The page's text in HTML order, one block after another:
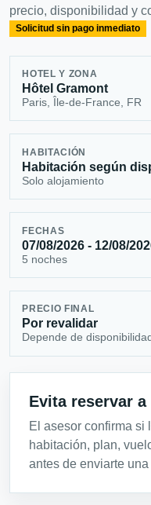
precio, disponibilidad y
Solicitud sin pago inmediato
HOTEL Y ZONA
Hôtel Gramont
Paris, Île-de-France, FR
HABITACIÓN
Habitación según
Solo alojamiento
FECHAS
07/08/2026 - 12/08/
5 noches
PRECIO FINAL
Por revalidar
Depende de
Evita reservar a
El asesor confirma si
habitación, plan,
antes de enviarte